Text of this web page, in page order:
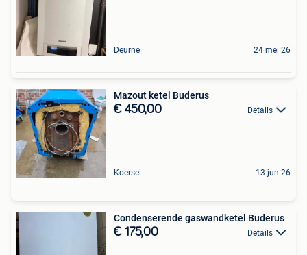
Deurne 24 mei 26
Mazout ketel Buderus
€ 450,00 Details
Koersel 13 jun 26
Condenserende gaswandketel Buderus
€ 175,00 Details